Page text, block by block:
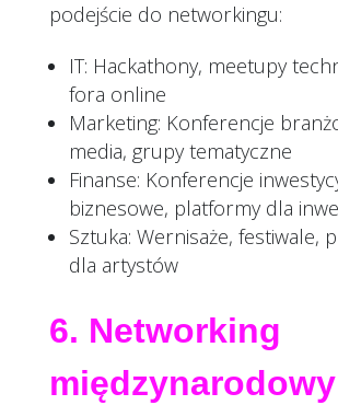
podejście do networkingu:
IT: Hackathony, meetupy
fora online
Marketing: Konferencje
media, grupy tematyczne
Finanse: Konferencje
biznesowe, platformy dla
Sztuka: Wernisaże, festiwale,
dla artystów
6. Networking
międzynarodowy